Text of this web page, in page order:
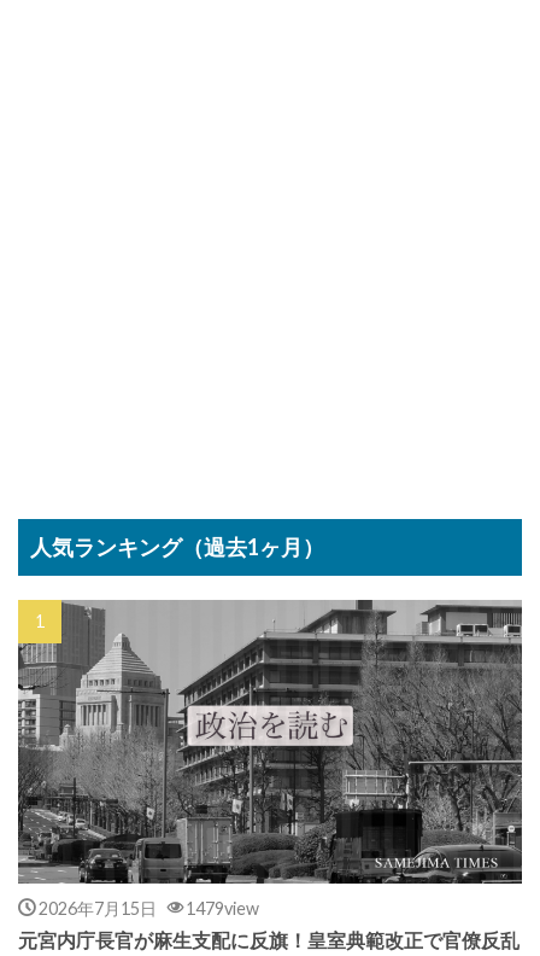
人気ランキング（過去1ヶ月）
2026年7月15日 1479view
元宮内庁長官が麻生支配に反旗！皇室典範改正で官僚反乱